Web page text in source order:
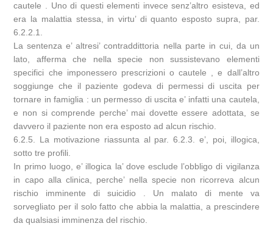
cautele . Uno di questi elementi invece senz’altro esisteva, ed
era la malattia stessa, in virtu’ di quanto esposto supra, par.
6.2.2.1.
La sentenza e’ altresi’ contraddittoria nella parte in cui, da un
lato, afferma che nella specie non sussistevano elementi
specifici che imponessero prescrizioni o cautele , e dall’altro
soggiunge che il paziente godeva di permessi di uscita per
tornare in famiglia : un permesso di uscita e’ infatti una cautela,
e non si comprende perche’ mai dovette essere adottata, se
davvero il paziente non era esposto ad alcun rischio.
6.2.5. La motivazione riassunta al par. 6.2.3. e’, poi, illogica,
sotto tre profili.
In primo luogo, e’ illogica la’ dove esclude l’obbligo di vigilanza
in capo alla clinica, perche’ nella specie non ricorreva alcun
rischio imminente di suicidio . Un malato di mente va
sorvegliato per il solo fatto che abbia la malattia, a prescindere
da qualsiasi imminenza del rischio.